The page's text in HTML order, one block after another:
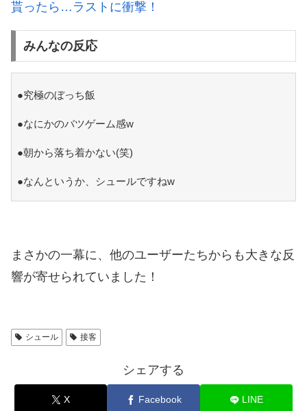
貰ったら…ラストに衝撃！
みんなの反応
●究極のぼっち飯
●なにかのバツゲーム感w
●朝から落ち着かない(笑)
●なんというか、シュールですねw
まさかの一幕に、他のユーザーたちからも大きな反
響が寄せられていました！
シュール 接客
シェアする
X Facebook LINE